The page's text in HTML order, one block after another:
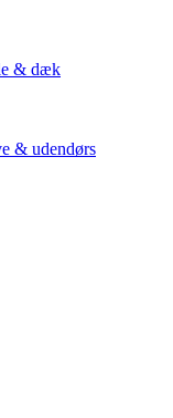
& dæk
& udendørs